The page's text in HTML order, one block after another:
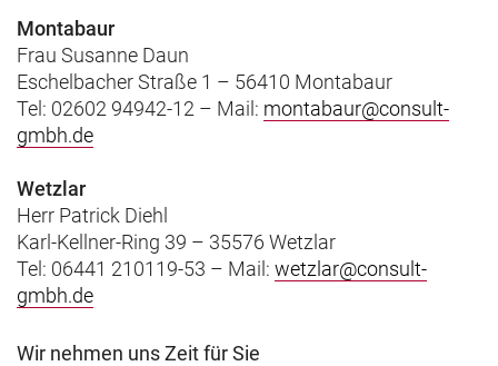
Montabaur
Frau Susanne Daun
Eschelbacher Straße 1 – 56410 Montabaur
Tel: 02602 94942-12 – Mail: montabaur@consult-
gmbh.de
Wetzlar
Herr Patrick Diehl
Karl-Kellner-Ring 39 – 35576 Wetzlar
Tel: 06441 210119-53 – Mail: wetzlar@consult-
gmbh.de
Wir nehmen uns Zeit für Sie